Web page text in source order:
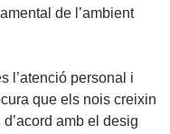
de l’ambient
l’atenció personal i
que els nois creixin
amb el desig